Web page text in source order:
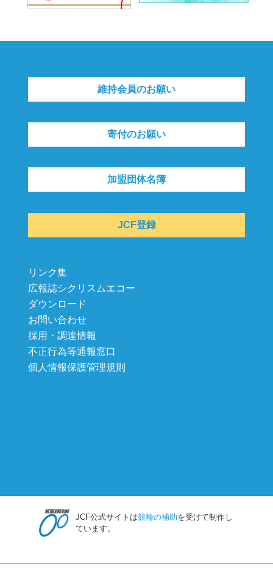
維持会員のお願い
寄付のお願い
加盟団体名簿
JCF登録
リンク集
広報誌シクリスムエコー
ダウンロード
お問い合わせ
採用・調達情報
不正行為等通報窓口
個人情報保護管理規則
JCF公式サイトは競輪の補助を受けて制作し
ています。